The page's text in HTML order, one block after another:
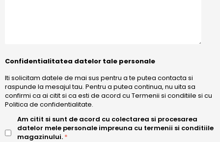
Confidentialitatea datelor tale personale
Iti solicitam datele de mai sus pentru a te putea contacta si
raspunde la mesajul tau. Pentru a putea continua, nu uita sa
confirmi ca ai citit si ca esti de acord cu Termenii si conditiile si cu
Politica de confidentialitate.
Am citit si sunt de acord cu colectarea si procesarea
datelor mele personale impreuna cu termenii si conditiile
magazinului.